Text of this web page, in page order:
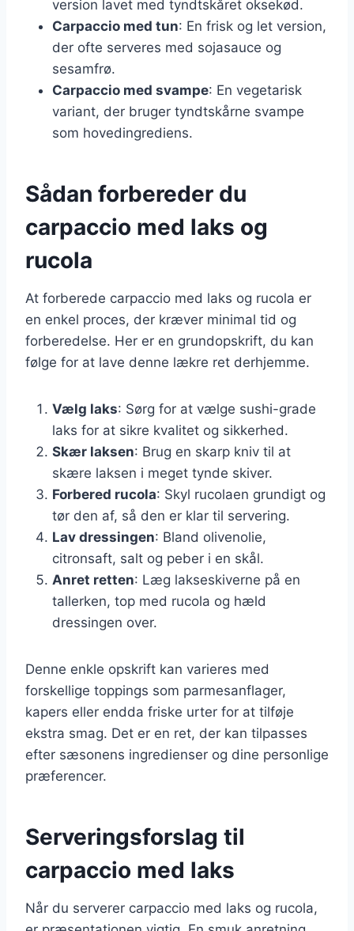
version lavet med tyndtskåret oksekød.
Carpaccio med tun: En frisk og let version,
der ofte serveres med sojasauce og
sesamfrø.
Carpaccio med svampe: En vegetarisk
variant, der bruger tyndtskårne svampe
som hovedingrediens.
Sådan forbereder du
carpaccio med laks og
rucola
At forberede carpaccio med laks og rucola er
en enkel proces, der kræver minimal tid og
forberedelse. Her er en grundopskrift, du kan
følge for at lave denne lækre ret derhjemme.
Vælg laks: Sørg for at vælge sushi-grade
laks for at sikre kvalitet og sikkerhed.
Skær laksen: Brug en skarp kniv til at
skære laksen i meget tynde skiver.
Forbered rucola: Skyl rucolaen grundigt og
tør den af, så den er klar til servering.
Lav dressingen: Bland olivenolie,
citronsaft, salt og peber i en skål.
Anret retten: Læg lakseskiverne på en
tallerken, top med rucola og hæld
dressingen over.
Denne enkle opskrift kan varieres med
forskellige toppings som parmesanflager,
kapers eller endda friske urter for at tilføje
ekstra smag. Det er en ret, der kan tilpasses
efter sæsonens ingredienser og dine personlige
præferencer.
Serveringsforslag til
carpaccio med laks
Når du serverer carpaccio med laks og rucola,